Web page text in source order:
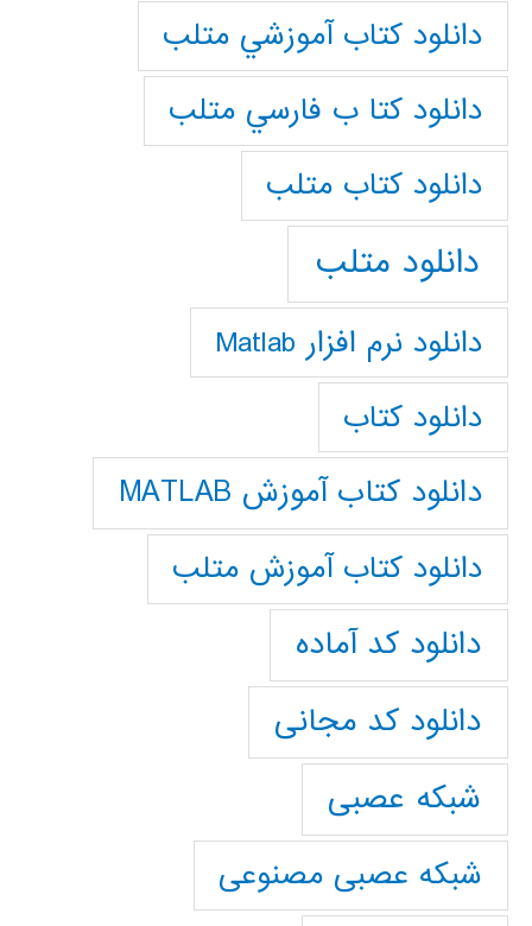
دانلود كتاب آموزشي متلب
دانلود كتا ب فارسي متلب
دانلود كتاب متلب
دانلود متلب
دانلود نرم افزار Matlab
دانلود کتاب
دانلود کتاب آموزش MATLAB
دانلود کتاب آموزش متلب
دانلود کد آماده
دانلود کد مجانی
شبکه عصبی
شبکه عصبی مصنوعی